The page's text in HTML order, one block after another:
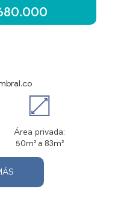
Área privada:
50m² a 83m²